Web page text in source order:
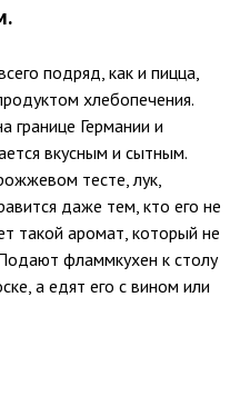
подряд, как и пицца,
хлебопечения.
границе Германии и
вкусным и сытным.
тесте, лук,
даже тем, кто его не
такой аромат, который не
фламмкухен к столу
а едят его с вином или